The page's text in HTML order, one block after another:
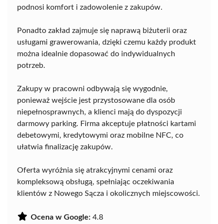
podnosi komfort i zadowolenie z zakupów.
Ponadto zakład zajmuje się naprawą biżuterii oraz
usługami grawerowania, dzięki czemu każdy produkt
można idealnie dopasować do indywidualnych
potrzeb.
Zakupy w pracowni odbywają się wygodnie,
ponieważ wejście jest przystosowane dla osób
niepełnosprawnych, a klienci mają do dyspozycji
darmowy parking. Firma akceptuje płatności kartami
debetowymi, kredytowymi oraz mobilne NFC, co
ułatwia finalizację zakupów.
Oferta wyróżnia się atrakcyjnymi cenami oraz
kompleksową obsługą, spełniając oczekiwania
klientów z Nowego Sącza i okolicznych miejscowości.
Ocena w Google: 4.8